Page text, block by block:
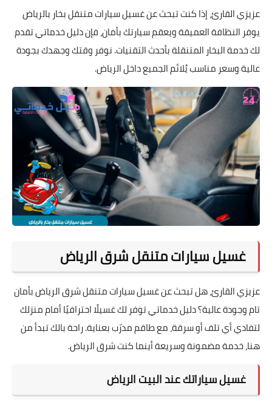
عزيزي القارئ، إذا كنت تبحث عن غسيل سيارات متنقل بخار بالرياض
يوفر النظافة العميقة ويعقم سيارتك بأمان، فإن دليل خدماتي تقدم
لك خدمة البخار المتنقلة بأحدث التقنيات. نوفر وقتك وجهدك بجودة
عالية وسعر مناسب يُلائم الجميع داخل الرياض.
غسيل سيارات متنقل شرق الرياض
عزيزي القارئ، هل تبحث عن غسيل سيارات متنقل شرق الرياض بأمان
تام وجودة عالية؟ دليل خدماتي توفر لك غسيلًا احترافيًا أمام منزلك
لتفادي أي تلف أو سرقة، مع طاقم مدرّب بعناية. راحة بالك تبدأ من
هنا، خدمة مضمونة وسريعة أينما كنت شرق الرياض.
غسيل سياراتك عند البيت الرياض